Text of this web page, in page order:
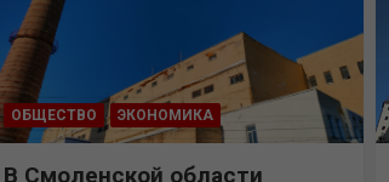
ОБЩЕСТВО ЭКОНОМИКА
В Смоленской области